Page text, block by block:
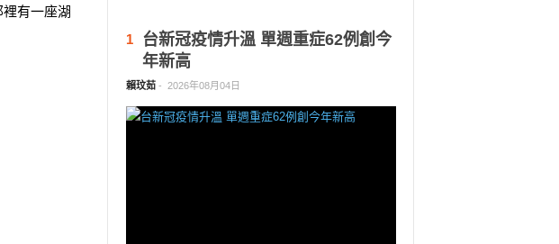
有一座湖
1
台新冠疫情升溫 單週重症62例創今
年新高
賴玟茹 - 2026年08月04日